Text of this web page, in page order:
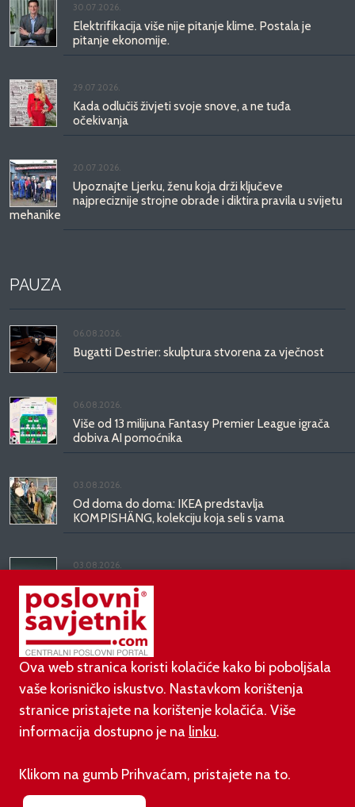
30.07.2026.
Elektrifikacija više nije pitanje klime. Postala je
pitanje ekonomije.
29.07.2026.
Kada odlučiš živjeti svoje snove, a ne tuđa
očekivanja
20.07.2026.
Upoznajte Ljerku, ženu koja drži ključeve
najpreciznije strojne obrade i diktira pravila u svijetu
mehanike
PAUZA
06.08.2026.
Bugatti Destrier: skulptura stvorena za vječnost
06.08.2026.
Više od 13 milijuna Fantasy Premier League igrača
dobiva AI pomoćnika
03.08.2026.
Od doma do doma: IKEA predstavlja
KOMPISHÄNG, kolekciju koja seli s vama
03.08.2026.
Kineski BYD predstavio luksuznu limuzinu veću od
Mercedesove S-klase, obećava domet do 1.000
kilometara
Ova web stranica koristi kolačiće kako bi poboljšala
vaše korisničko iskustvo. Nastavkom korištenja
stranice pristajete na korištenje kolačića. Više
informacija dostupno je na linku.
Klikom na gumb Prihvaćam, pristajete na to.